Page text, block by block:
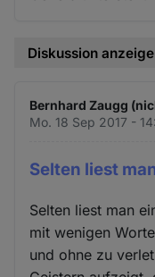
Diskussion
Bernhard Zaugg
Mo. 18 Sep 2017 -
Selten liest
Selten liest man
mit wenigen
und ohne zu